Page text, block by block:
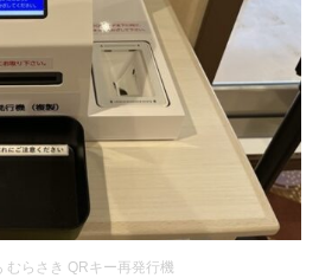
むらさき QRキー再発行機